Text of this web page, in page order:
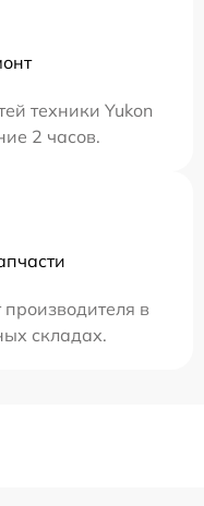
техники Yukon
2 часов.
в
складах.